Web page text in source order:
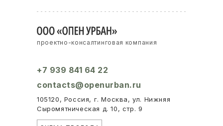
105120, Россия, г. Москва, ул. Нижняя
Сыромятническая д. 10, стр. 9
проектно-консалтинговая компания
contacts@openurban.ru
+7 939 841 64 22